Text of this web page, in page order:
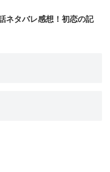
ネタバレ感想！初恋の記